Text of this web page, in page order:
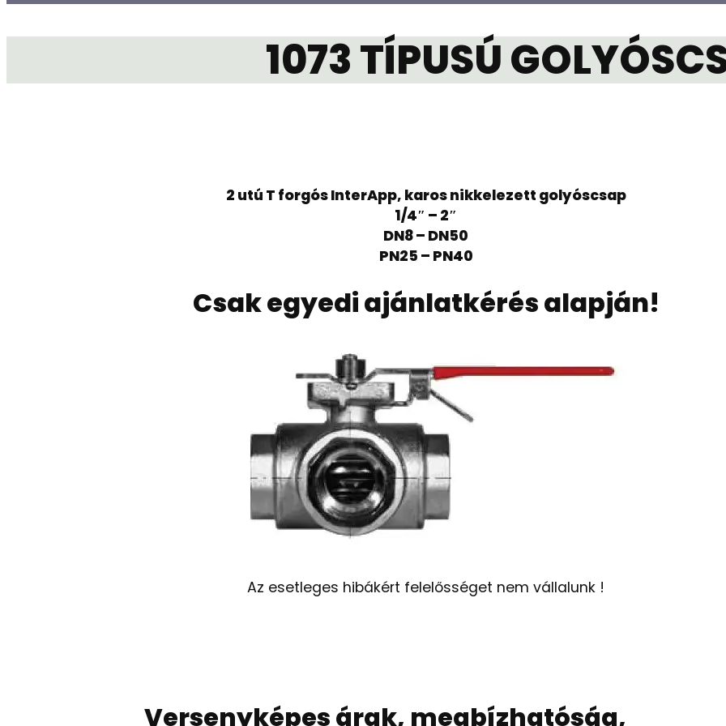
1073 TÍPUSÚ
2 utú T forgós InterApp, karos nikkelezett golyóscsap
1/4″ – 2″
DN8 – DN50
PN25 – PN40
Csak egyedi ajánlatkérés alapján!
Az esetleges hibákért felelősséget nem vállalunk !
Versenyképes árak, megbízhatóság,